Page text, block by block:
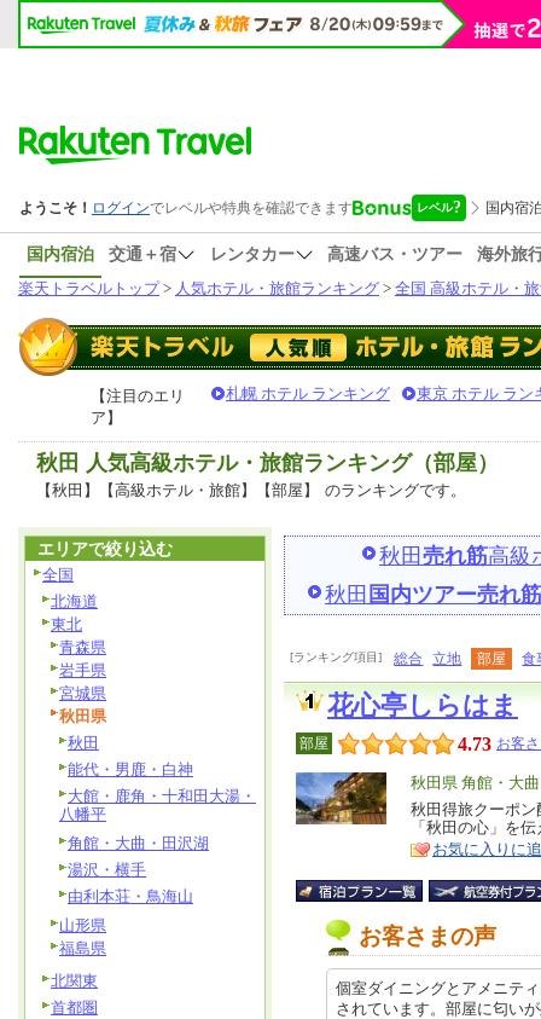
国内宿泊 交通＋宿 レンタカー 高速バス・ツアー
海外旅
楽天トラベルトップ> 人気ホテル・旅館ランキング > 全国 高級ホテル・
【注目のエリ
ア】
札幌 ホテル ランキング 東京 ホテル ラン
秋田 人気高級ホテル・旅館ランキング（部屋）
【秋田】【高級ホテル・旅館】【部屋】 のランキングです。
秋田 売れ筋高級
秋田 国内ツアー売れ筋
[ランキング項目] 総合 立地 部屋 食
花心亭しらはま
部屋 4.73 お客
エ
リ
ア
秋田県 角館・大
特
徴
秋田得旅クーポ
「秋田の心」を
お気に入りに
お客さまの声
個室ダイニングとアメニテ
されています。部屋に匂い
エリアで絞り込む
全国
北海道
東北
青森県
岩手県
宮城県
秋田県
秋田
能代・男鹿・白神
大館・鹿角・十和田大湯・
八幡平
角館・大曲・田沢湖
湯沢・横手
由利本荘・鳥海山
山形県
福島県
北関東
首都圏